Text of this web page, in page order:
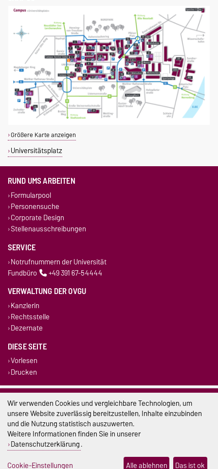
Größere Karte anzeigen
Universitätsplatz
RUND UMS ARBEITEN
Formularpool
Personensuche
Corporate Design
Stellenausschreibungen
SERVICE
Notrufnummern der Universität
Fundbüro
+49 391 67-54444
VERWALTUNG DER OVGU
Kanzlerin
Rechtsstelle
Dezernate
DIESE SEITE
Vorlesen
Drucken
Impressum
Datenschutz
Barrierefreiheit
Cookie-Einstellungen
Wir verwenden Cookies und vergleichbare Technologien, um
unsere Website zuverlässig bereitzustellen, Inhalte einzubinden
und die Nutzung statistisch auszuwerten.
Weitere Informationen finden Sie in unserer
Datenschutzerklärung.
Cookie-Einstellungen
Alle ablehnen Das ist ok